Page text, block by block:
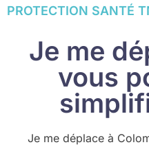
PROTECTION SANTÉ
Je me
vous
Je me déplace à